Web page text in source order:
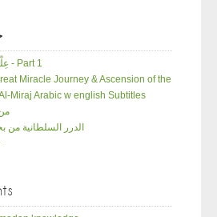
عِلْمُ الدّينِ حَياةُ الإسلامِ - Part 1
Miracle Journey & Ascension of the
Miraj Arabic w english Subtitles
الدرر السلطانية من